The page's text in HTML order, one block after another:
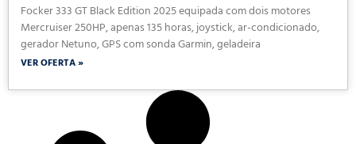
Focker 333 GT Black Edition 2025 equipada com dois motores
Mercruiser 250HP, apenas 135 horas, joystick, ar-condicionado,
gerador Netuno, GPS com sonda Garmin, geladeira
VER OFERTA »